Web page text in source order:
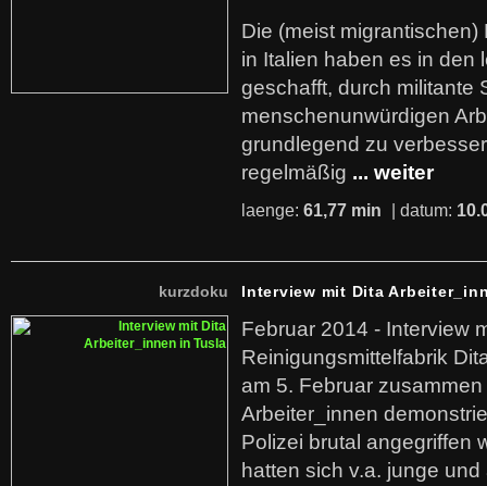
Die (meist
in Italien haben es in den
geschafft, durch militante
menschenunwürdigen
grundlegend zu
regelmäßig ... weiter
laenge: 61,77 min | datum:
kurzdoku Interview mit Dita
Februar 2014 - Interview
Reinigungsmittelfabrik
am 5. Februar
Arbeiter_innen
Polizei brutal angegriffen
hatten sich v.a. junge